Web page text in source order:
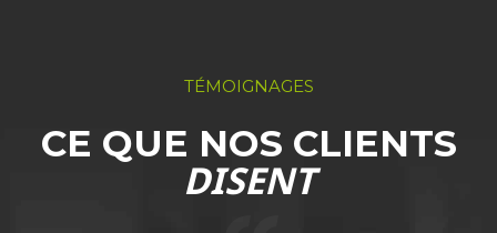
TÉMOIGNAGES
CE QUE NOS CLIENTS
DISENT